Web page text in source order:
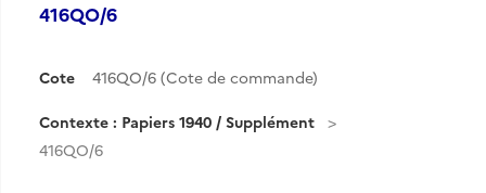
416QO/6
Cote 416QO/6 (Cote de commande)
Contexte : Papiers 1940 / Supplément
416QO/6